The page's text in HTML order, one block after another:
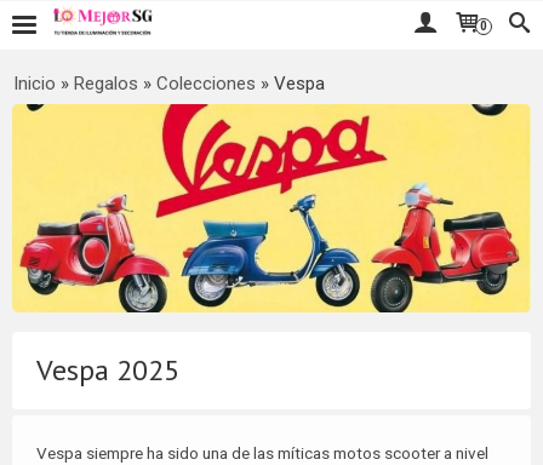
0
Inicio » Regalos » Colecciones » Vespa
Vespa 2025
Vespa siempre ha sido una de las míticas motos scooter a nivel